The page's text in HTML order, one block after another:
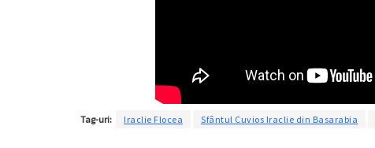
Tag-uri: Iraclie Flocea Sfântul Cuvios Iraclie din Basarabia